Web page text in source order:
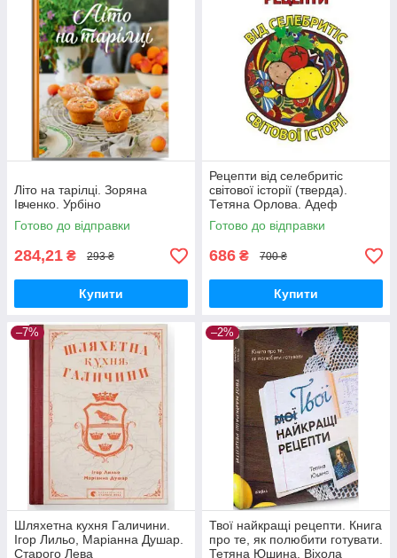
Літо на тарілці. Зоряна
Івченко. Урбіно
Готово до відправки
284,21 ₴ 293 ₴
Купити
Рецепти від селебритіс
світової історії (тверда).
Тетяна Орлова. Адеф
Готово до відправки
686 ₴ 700 ₴
Купити
–7%
Шляхетна кухня Галичини.
Ігор Лильо, Маріанна Душар.
Старого Лева
–2%
Твої найкращі рецепти. Книга
про те, як полюбити готувати.
Тетяна Юшина. Віхола